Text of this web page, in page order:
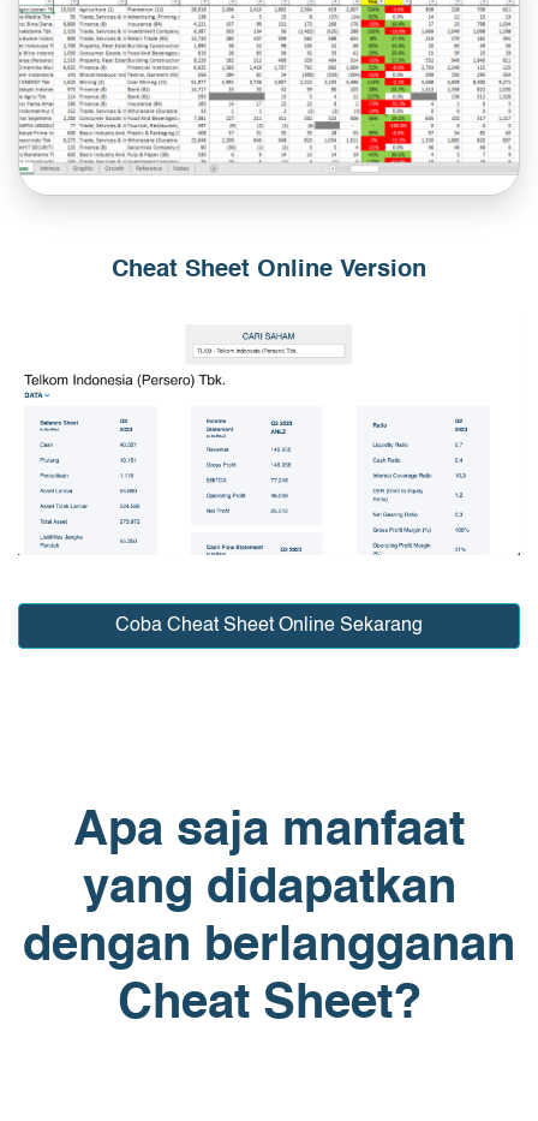
Cheat Sheet Online Version
Coba Cheat Sheet Online Sekarang
Apa saja manfaat
yang didapatkan
dengan berlangganan
Cheat Sheet?